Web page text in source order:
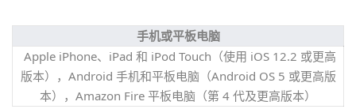
手机或平板电脑
Apple iPhone、iPad 和 iPod Touch（使用 iOS 12.2 或更高
版本），Android 手机和平板电脑（Android OS 5 或更高版
本），Amazon Fire 平板电脑（第 4 代及更高版本）